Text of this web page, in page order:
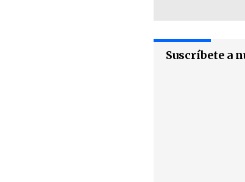
Suscríbete a